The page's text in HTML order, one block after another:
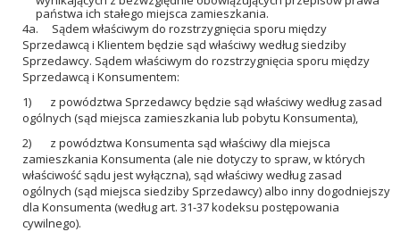
państwa ich stałego miejsca zamieszkania.
4a. Sądem właściwym do rozstrzygnięcia sporu między
Sprzedawcą i Klientem będzie sąd właściwy według siedziby
Sprzedawcy. Sądem właściwym do rozstrzygnięcia sporu między
Sprzedawcą i Konsumentem:
1) z powództwa Sprzedawcy będzie sąd właściwy według zasad
ogólnych (sąd miejsca zamieszkania lub pobytu Konsumenta),
2) z powództwa Konsumenta sąd właściwy dla miejsca
zamieszkania Konsumenta (ale nie dotyczy to spraw, w których
właściwość sądu jest wyłączna), sąd właściwy według zasad
ogólnych (sąd miejsca siedziby Sprzedawcy) albo inny dogodniejszy
dla Konsumenta (według art. 31-37 kodeksu postępowania
cywilnego).